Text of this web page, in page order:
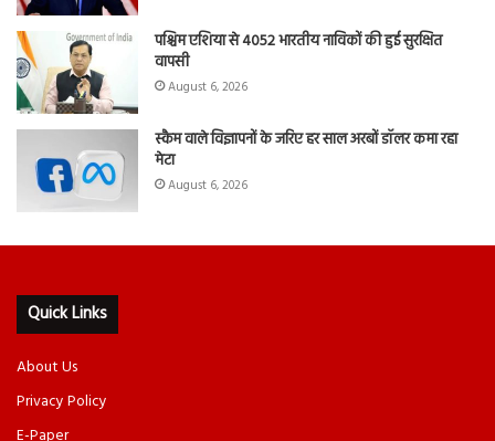
पश्चिम एशिया से 4052 भारतीय नाविकों की हुई सुरक्षित
वापसी
August 6, 2026
स्कैम वाले विज्ञापनों के जरिए हर साल अरबों डॉलर कमा रहा
मेटा
August 6, 2026
Quick Links
About Us
Privacy Policy
E-Paper